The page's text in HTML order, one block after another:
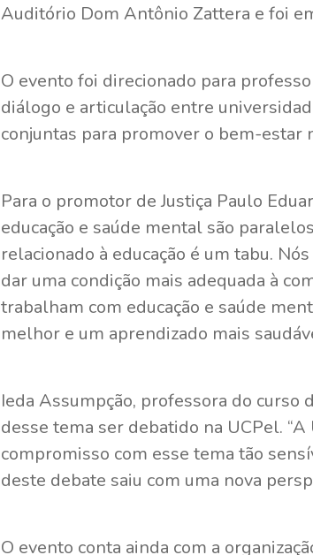
Auditório Dom Antônio Zattera e foi
O evento foi direcionado para
diálogo e articulação entre
conjuntas para promover o bem-estar
Para o promotor de Justiça Paulo
educação e saúde mental são
relacionado à educação é um tabu.
dar uma condição mais adequada à
trabalham com educação e saúde
melhor e um aprendizado mais
Ieda Assumpção, professora do
desse tema ser debatido na UCPel.
compromisso com esse tema tão
deste debate saiu com uma nova
O evento conta ainda com a